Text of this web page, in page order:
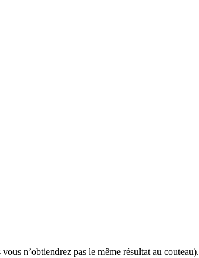
n’obtiendrez pas le même résultat au couteau).